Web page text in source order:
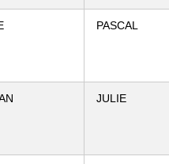
PASCAL
JULIE